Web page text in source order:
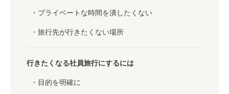
プライベートな時間を潰したくない
旅行先が行きたくない場所
行きたくなる社員旅行にするには
目的を明確に